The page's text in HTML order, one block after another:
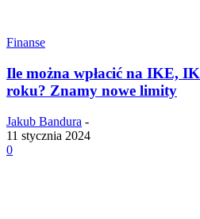
Finanse
Ile można wpłacić na IKE,
roku? Znamy nowe limity
Jakub Bandura -
11 stycznia 2024
0